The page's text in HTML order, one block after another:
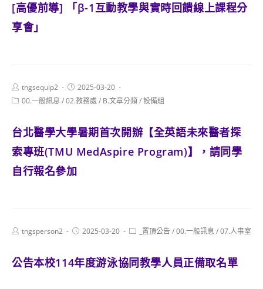
[高優前導] 「β-1互動教學與實時回饋線上課程分
享會」
Post
author:
tngsequip2
Post
published:
2025-03-20
Post00.一般訊息 /02.教務處 / B.文章分類/設備組
台北醫學大學暑期首次開辦【全英語未來醫者探
索專班(TMU MedAspire Program)】，請同學
自行報名參加
Posttngsperson2
Post2025-03-20
Post _置頂公告/00.一般訊息 /07.人事室
公告本校114年度游泳協同教學人員正備取名單